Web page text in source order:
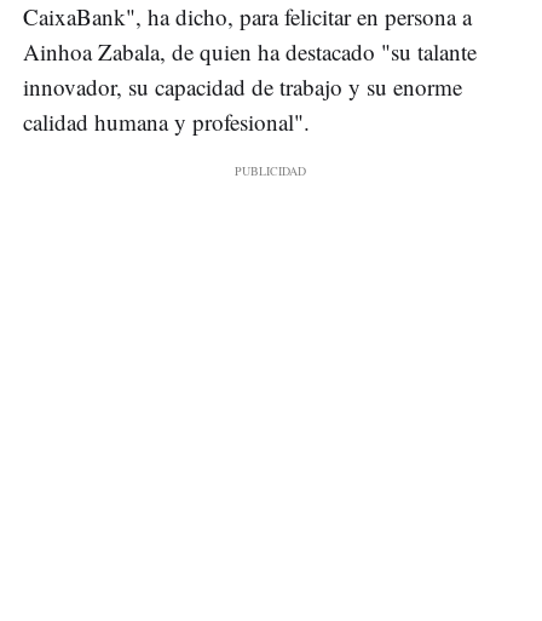
CaixaBank", ha dicho, para felicitar en persona a
Ainhoa Zabala, de quien ha destacado "su talante
innovador, su capacidad de trabajo y su enorme
calidad humana y profesional".